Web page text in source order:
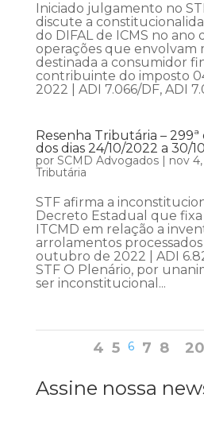
Iniciado julgamento no
discute a
do DIFAL de ICMS no ano
operações que envolvam
destinada a consumidor
contribuinte do imposto
2022 | ADI 7.066/DF, ADI
Resenha Tributária – 299ª
dos dias 24/10/2022 a 30/
por SCMD Advogados| nov
Tributária
STF afirma a
Decreto Estadual que fixa
ITCMD em relação a
arrolamentos
outubro de 2022 | ADI
STF O Plenário, por
ser inconstitucional...
4 5 6 7 8 20
Assine nossa